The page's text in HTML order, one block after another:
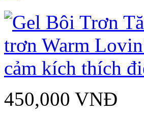
450,000 VNĐ